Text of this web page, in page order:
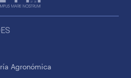
Agronómica